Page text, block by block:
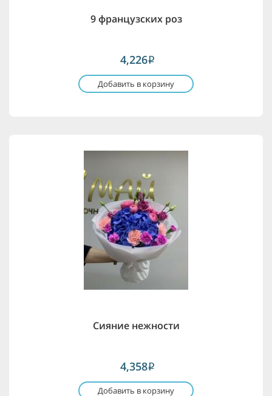
9 французских роз
4,226i
Добавить в корзину
Сияние нежности
4,358i
Добавить в корзину